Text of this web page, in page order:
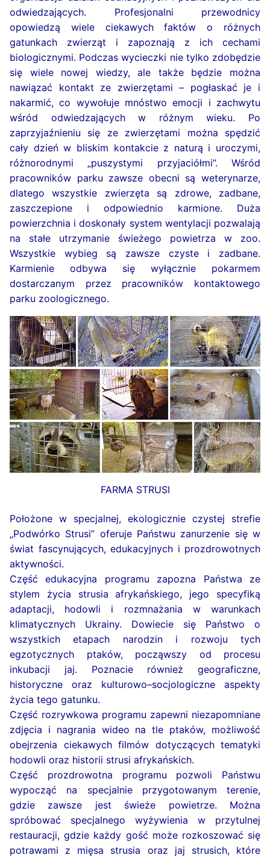
odwiedzających. Profesjonalni przewodnicy
opowiedzą wiele ciekawych faktów o różnych
gatunkach zwierząt i zapoznają z ich cechami
biologicznymi. Podczas wycieczki nie tylko zdobędzie
się wiele nowej wiedzy, ale także będzie można
nawiązać kontakt ze zwierzętami – pogłaskać je i
nakarmić, co wywołuje mnóstwo emocji i zachwytu
wśród odwiedzających w różnym wieku. Po
zaprzyjaźnieniu się ze zwierzętami można spędzić
cały dzień w bliskim kontakcie z naturą i uroczymi,
różnorodnymi „puszystymi przyjaciółmi”. Wśród
pracowników parku zawsze obecni są weterynarze,
dlatego wszystkie zwierzęta są zdrowe, zadbane,
zaszczepione i odpowiednio karmione. Duża
powierzchnia i doskonały system wentylacji pozwalają
na stałe utrzymanie świeżego powietrza w zoo.
Wszystkie wybieg są zawsze czyste i zadbane.
Karmienie odbywa się wyłącznie pokarmem
dostarczanym przez pracowników kontaktowego
parku zoologicznego.
FARMA STRUSI
Położone w specjalnej, ekologicznie czystej strefie
„Podwórko Strusi” oferuje Państwu zanurzenie się w
świat fascynujących, edukacyjnych i prozdrowotnych
aktywności.
Część edukacyjna programu zapozna Państwa ze
stylem życia strusia afrykańskiego, jego specyfiką
adaptacji, hodowli i rozmnażania w warunkach
klimatycznych Ukrainy. Dowiecie się Państwo o
wszystkich etapach narodzin i rozwoju tych
egzotycznych ptaków, począwszy od procesu
inkubacji jaj. Poznacie również geograficzne,
historyczne oraz kulturowo–socjologiczne aspekty
życia tego gatunku.
Część rozrywkowa programu zapewni niezapomniane
zdjęcia i nagrania wideo na tle ptaków, możliwość
obejrzenia ciekawych filmów dotyczących tematyki
hodowli oraz historii strusi afrykańskich.
Część prozdrowotna programu pozwoli Państwu
wypocząć na specjalnie przygotowanym terenie,
gdzie zawsze jest świeże powietrze. Można
spróbować specjalnego wyżywienia w przytulnej
restauracji, gdzie każdy gość może rozkoszować się
potrawami z mięsa strusia oraz jaj strusich, które